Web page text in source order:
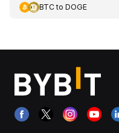
BTCto DOGE